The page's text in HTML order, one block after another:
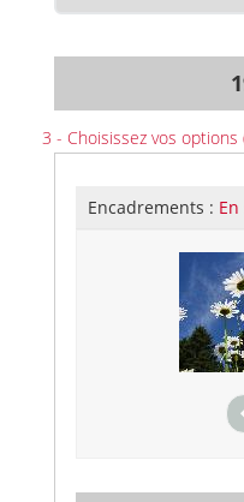
3 - Choisissez vos
Encadrements :